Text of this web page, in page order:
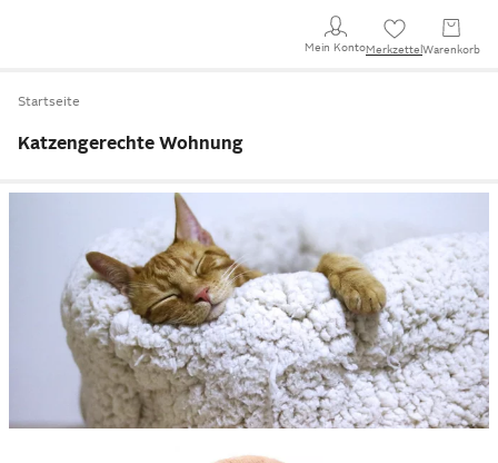
Mein KontoMerkzettel Warenkorb
Startseite
Katzengerechte Wohnung